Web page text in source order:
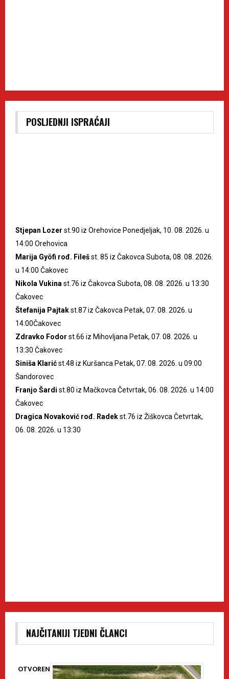
POSLJEDNJI ISPRAĆAJI
Stjepan Lozer st.90 iz Orehovice Ponedjeljak, 10. 08. 2026. u
14:00 Orehovica
Marija Gyöfi rođ. Filešst. 85 iz Čakovca Subota, 08. 08. 2026.
u 14:00 Čakovec
Nikola Vukina st.76 iz Čakovca Subota, 08. 08. 2026. u 13:30
Čakovec
Štefanija Pajtakst.87 iz Čakovca Petak, 07. 08. 2026. u
14:00Čakovec
Zdravko Fodor st.66 iz Mihovljana Petak, 07. 08. 2026. u
13:30 Čakovec
Siniša Klarićst.48 iz Kuršanca Petak, 07. 08. 2026. u 09:00
Šandorovec
Franjo Šardi st.80 iz Mačkovca Četvrtak, 06. 08. 2026. u 14:00
Čakovec
Dragica Novaković rođ. Radekst.76 iz Žiškovca Četvrtak,
06. 08. 2026. u 13:30
NAJČITANIJI TJEDNI ČLANCI
OTVOREN